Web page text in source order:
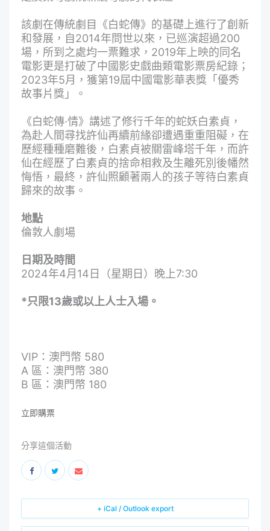
該劇在傳統劇目《白蛇傳》的基礎上進行了創新
和發展，自2014年問世以來，已巡演超過200
場，所到之處均一票難求，2019年上映的同名
電影更是打破了中國影史戲曲類電影票房紀錄；
2023年5月，獲第19屆中國電影華表獎「優秀
故事片獎」。
《白蛇傳·情》講述了修行千年的蛇妖白素貞，
為赴人間尋找許仙再續前緣卻遭遇重重阻礙，在
歷經種種磨難後，白素貞被關雷峰塔千年，而許
仙在經歷了白素貞的捨命相救及生離死別後幡然
悔悟，最終，許仙照顧著兩人的孩子等待白素貞
歸來的故事。
地點
倫敦人劇場
日期及時間
2024年4月14日（星期日）晚上7:30
*只限13歲或以上人士入場。
VIP：澳門幣 580
A 區：澳門幣 380
B 區：澳門幣 180
立即購票
分享這個活動
+ iCal / Outlook export